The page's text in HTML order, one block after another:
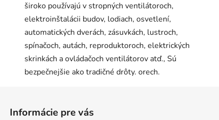
široko používajú v stropných ventilátoroch,
elektroinštalácii budov, lodiach, osvetlení,
automatických dverách, zásuvkách, lustroch,
spínačoch, autách, reproduktoroch, elektrických
skrinkách a ovládačoch ventilátorov atď., Sú
bezpečnejšie ako tradičné drôty. orech.
Informácie pre vás